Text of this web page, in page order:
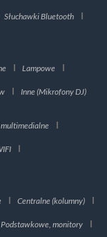
Słuchawki Bluetooth
Lampowe
Inne (Mikrofony DJ)
multimedialne
Centralne (kolumny)
Podstawkowe, monitory